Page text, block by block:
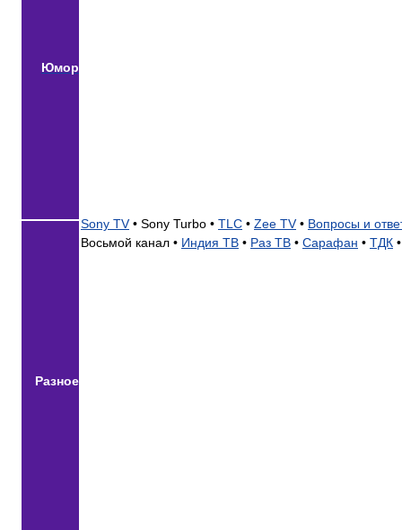
Юмор
Разное
Sony TV• Sony Turbo • TLC • Zee TV• Вопросы и
Восьмой канал • Индия ТВ • Раз ТВ • Сарафан • ТДК •